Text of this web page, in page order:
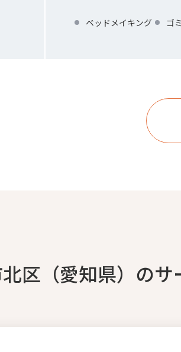
ベッドメイキング ゴ
区（愛知県）の